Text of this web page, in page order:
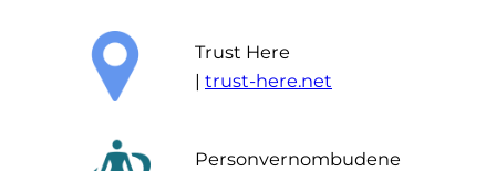
Trust Here
| trust-here.net
Personvernombudene